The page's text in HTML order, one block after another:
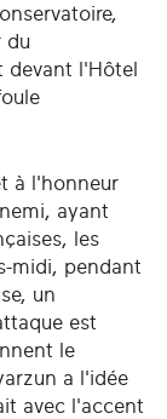
du
devant l'Hôtel
à l'honneur
ayant
les
midi, pendant
un
est
le
a l'idée
avec l'accent